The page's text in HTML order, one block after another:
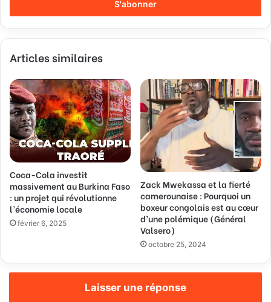
e
z
o
r
e
a
d
r
e
s
E
m
a
Articles similaires
Coca-Cola investit
massivement au Burkina Faso
: un projet qui révolutionne
l’économie locale
février 6, 2025
Zack Mwekassa et la fierté
camerounaise : Pourquoi un
boxeur congolais est au cœur
d’une polémique (Général
Valsero)
octobre 25, 2024
Laisser une réponse